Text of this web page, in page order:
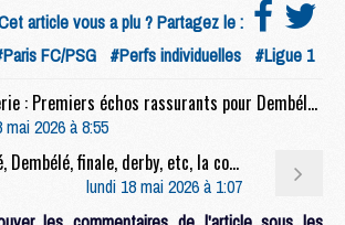
article vous a plu ? Partagez le :
FC/PSG #Perfs individuelles #Ligue 1
Infirmerie : Premiers échos rassurants pour Dembélé en vue de PSG/Arsenal
mai 2026 à 8:55
Match : Match raté, Dembélé, finale, derby, etc, la conf' complète de Luis Enrique après Paris FC/PSG (2-1)
lundi 18 mai 2026 à 1:07